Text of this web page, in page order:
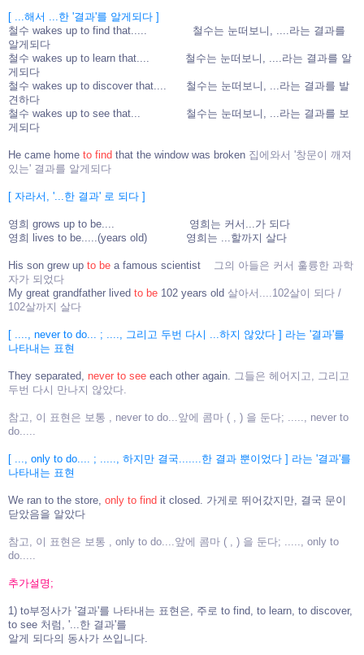
[ ...해서 ...한 '결과'를 알게되다 ]
철수 wakes up to find that..... 철수는 눈떠보니, ....라는 결과를
알게되다
철수 wakes up to learn that.... 철수는 눈떠보니, ....라는 결과를 알
게되다
철수 wakes up to discover that.... 철수는 눈떠보니, ...라는 결과를 발
견하다
철수 wakes up to see that... 철수는 눈떠보니, ...라는 결과를 보
게되다
He came home to find that the window was broken 집에와서 '창문이 깨져
있는' 결과를 알게되다
[ 자라서, '...한 결과' 로 되다 ]
영희 grows up to be.... 영희는 커서...가 되다
영희 lives to be.....(years old) 영희는 ...할까지 살다
His son grew up to be a famous scientist
그의 아들은 커서 훌륭한 과학
자가 되었다
My great grandfather lived to be 102 years old 살아서....102살이 되다 /
102살까지 살다
[ ...., never to do... ; ...., 그리고 두번 다시 ...하지 않았다 ] 라는 '결과'를
나타내는 표현
They separated, never to see each other again.
그들은 헤어지고, 그리고
두번 다시 만나지 않았다.
참고, 이 표현은 보통 , never to do...앞에 콤마 ( , ) 을 둔다; ....., never to
do.....
[ ..., only to do.... ; ....., 하지만 결국.......한 결과 뿐이었다 ] 라는 '결과'를
나타내는 표현
We ran to the store, only to find it closed. 가게로 뛰어갔지만, 결국 문이
닫았음을 알았다
참고, 이 표현은 보통 , only to do....앞에 콤마 ( , ) 을 둔다; ....., only to
do.....
추가설명;
1) to부정사가 '결과'를 나타내는 표현은, 주로 to find, to learn, to discover,
to see 처럼, '...한 결과'를
알게 되다의 동사가 쓰입니다.